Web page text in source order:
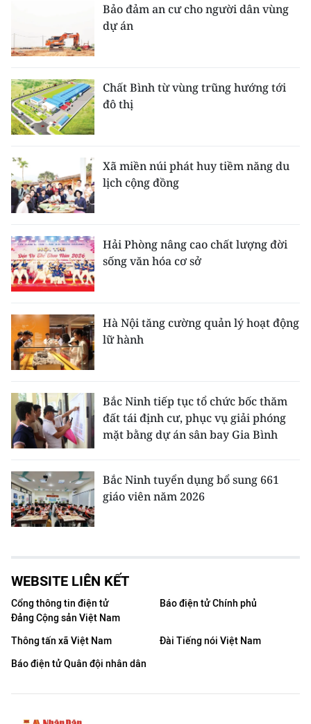
Bảo đảm an cư cho người dân vùng
dự án
Chất Bình từ vùng trũng hướng tới
đô thị
Xã miền núi phát huy tiềm năng du
lịch cộng đồng
Hải Phòng nâng cao chất lượng đời
sống văn hóa cơ sở
Hà Nội tăng cường quản lý hoạt động
lữ hành
Bắc Ninh tiếp tục tổ chức bốc thăm
đất tái định cư, phục vụ giải phóng
mặt bằng dự án sân bay Gia Bình
Bắc Ninh tuyển dụng bổ sung 661
giáo viên năm 2026
WEBSITE LIÊN KẾT
Cổng thông tin điện tử
Đảng Cộng sản Việt Nam
Báo điện tử Chính phủ
Thông tấn xã Việt Nam
Đài Tiếng nói Việt Nam
Báo điện tử Quân đội nhân dân